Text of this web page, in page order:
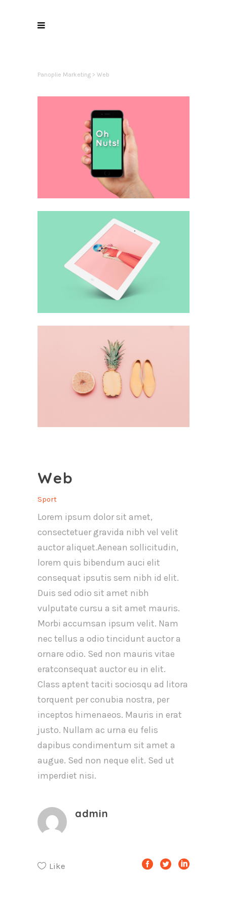
Panoplie Marketing > Web
Web
Sport
Lorem ipsum dolor sit amet,
consectetuer gravida nibh vel velit
auctor aliquet.Aenean sollicitudin,
lorem quis bibendum auci elit
consequat ipsutis sem nibh id elit.
Duis sed odio sit amet nibh
vulputate cursu a sit amet mauris.
Morbi accumsan ipsum velit. Nam
nec tellus a odio tincidunt auctor a
ornare odio. Sed non mauris vitae
eratconsequat auctor eu in elit.
Class aptent taciti sociosqu ad litora
torquent per conubia nostra, per
inceptos himenaeos. Mauris in erat
justo. Nullam ac urna eu felis
dapibus condimentum sit amet a
augue. Sed non neque elit. Sed ut
imperdiet nisi.
admin
Like